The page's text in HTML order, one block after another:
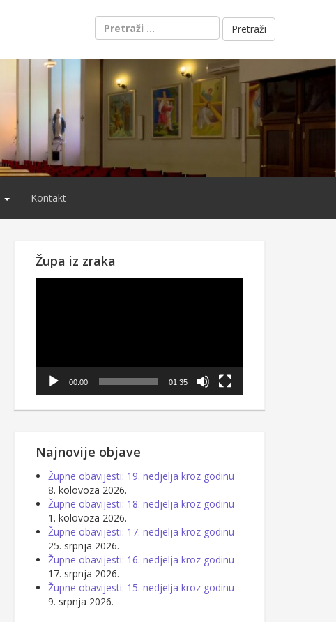
Pretraži:
Kontakt
Župa iz zraka
00:00 01:35
Najnovije objave
Župne obavijesti: 19. nedjelja kroz godinu
8. kolovoza 2026.
Župne obavijesti: 18. nedjelja kroz godinu
1. kolovoza 2026.
Župne obavijesti: 17. nedjelja kroz godinu
25. srpnja 2026.
Župne obavijesti: 16. nedjelja kroz godinu
17. srpnja 2026.
Župne obavijesti: 15. nedjelja kroz godinu
9. srpnja 2026.